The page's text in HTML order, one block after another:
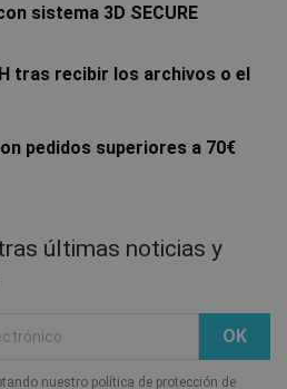
sistema 3D SECURE
tras recibir los archivos o el
pedidos superiores a 70€
últimas noticias y
nuestro política de protección de